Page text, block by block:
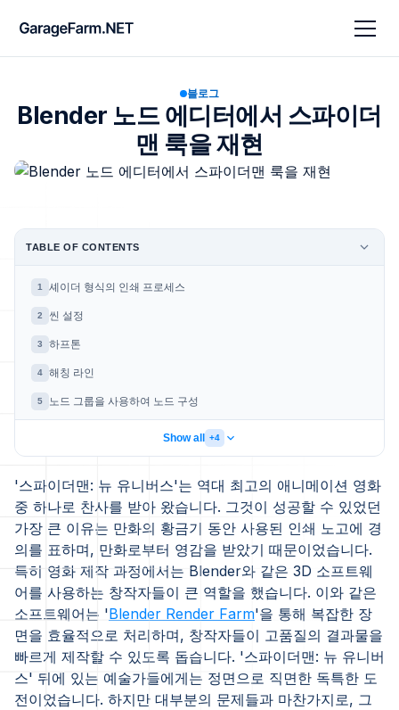
블로그
Blender 노드 에디터에서 스파이더
맨 룩을 재현
'스파이더맨: 뉴 유니버스'는 역대 최고의 애니메이션 영화
중 하나로 찬사를 받아 왔습니다. 그것이 성공할 수 있었던
가장 큰 이유는 만화의 황금기 동안 사용된 인쇄 노고에 경
의를 표하며, 만화로부터 영감을 받았기 때문이었습니다.
특히 영화 제작 과정에서는 Blender와 같은 3D 소프트웨
어를 사용하는 창작자들이 큰 역할을 했습니다. 이와 같은
소프트웨어는 'Blender Render Farm'을 통해 복잡한 장
면을 효율적으로 처리하며, 창작자들이 고품질의 결과물을
빠르게 제작할 수 있도록 돕습니다. '스파이더맨: 뉴 유니버
스' 뒤에 있는 예술가들에게는 정면으로 직면한 독특한 도
전이었습니다. 하지만 대부분의 문제들과 마찬가지로, 그
TABLE OF CONTENTS
1 셰이더 형식의 인쇄 프로세스
2 씬 설정
3 하프톤
4 해칭 라인
5 노드 그룹을 사용하여 노드 구성
Show all +4